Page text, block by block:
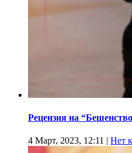
Рецензия на
4 Март, 2023, 12:11 | Нет